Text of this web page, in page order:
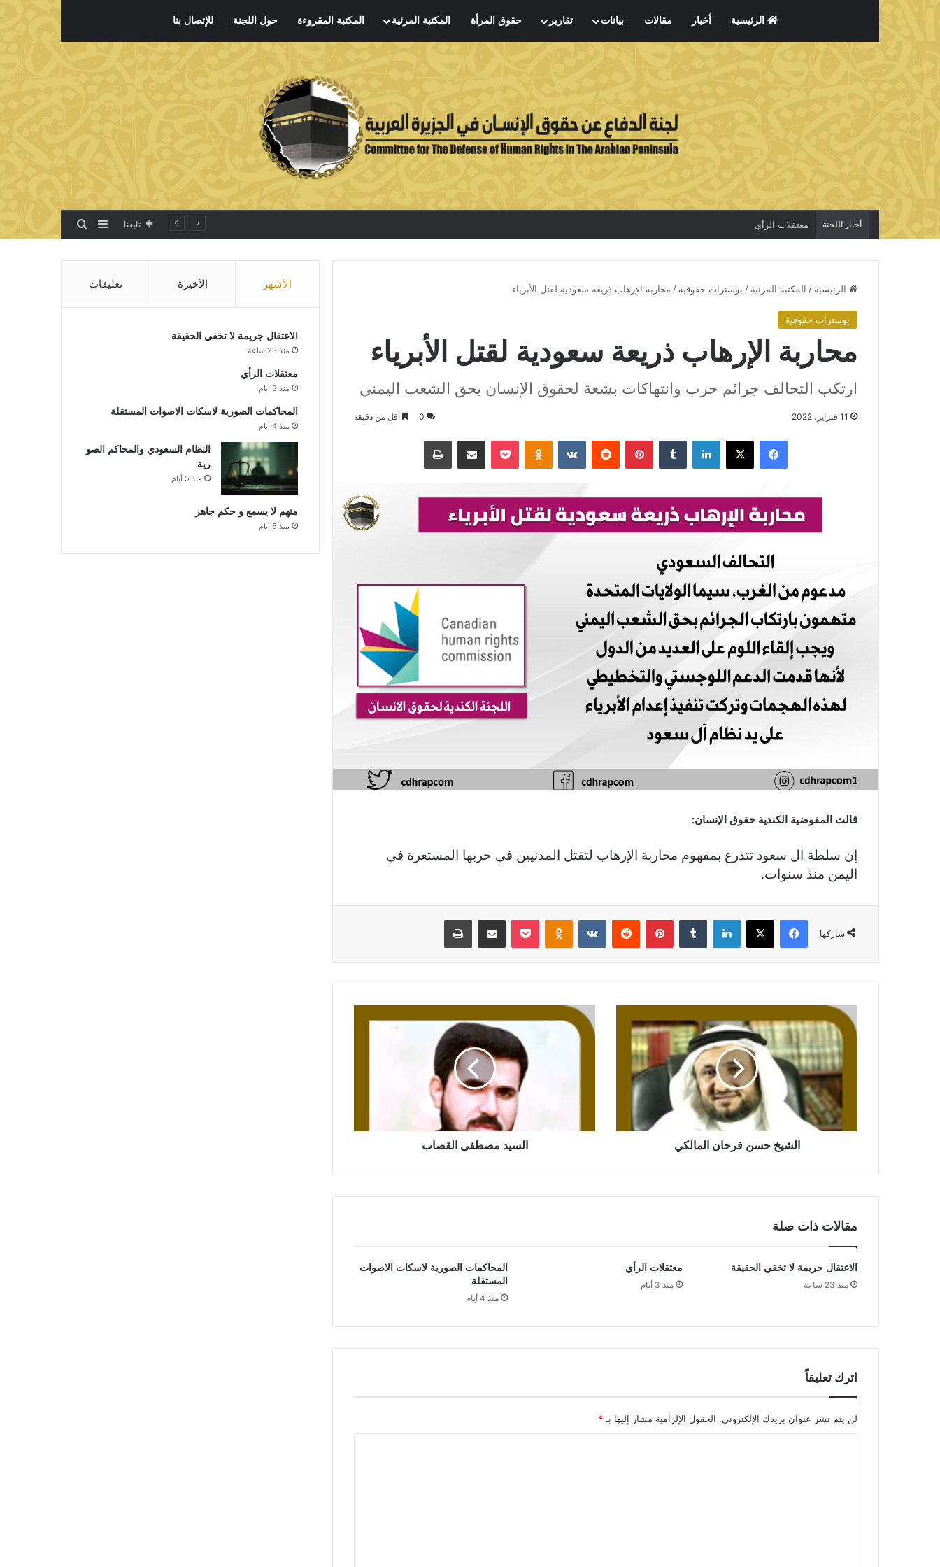
الرئيسية أخبار مقالات بيانات تقارير حقوق المرأة المكتبة المرئية المكتبة المقروءة حول اللجنة للإتصال بنا
أخبار اللجنة معتقلات الرأي تابعنا إضافة عمود جانبي
بحث عن
الرئيسية / المكتبة المرئية / بوسترات حقوقية / محاربة الإرهاب ذريعة سعودية لقتل الأبرياء
بوسترات حقوقية
محاربة الإرهاب ذريعة سعودية لقتل الأبرياء
ارتكب التحالف جرائم حرب وانتهاكات بشعة لحقوق الإنسان بحق الشعب اليمني
11 فبراير، 2022 0 أقل من دقيقة
فيسبوك X لينكدإن بينتيريست Odnoklassniki
بوكيت مشاركة عبر البريد طباعة
قالت المفوضية الكندية حقوق الإنسان:
إن سلطة ال سعود تتذرع بمفهوم محاربة الإرهاب لتقتل المدنيين في حربها المستعرة في
اليمن منذ سنوات.
شاركها
فيسبوك X لينكدإن بينتيريست Odnoklassniki
بوكيت مشاركة عبر البريد طباعة
الشيخ حسن فرحان المالكي السيد مصطفى القصاب
مقالات ذات صلة
الاعتقال جريمة لا تخفي الحقيقة
منذ 23 ساعة
معتقلات الرأي
منذ 3 أيام
المحاكمات الصورية لاسكات الاصوات
المستقلة
منذ 4 أيام
اترك تعليقاً
لن يتم نشر عنوان بريدك الإلكتروني. الحقول الإلزامية مشار إليها بـ *
الأشهر الأخيرة تعليقات
الاعتقال جريمة لا تخفي الحقيقة
منذ 23 ساعة
معتقلات الرأي
منذ 3 أيام
المحاكمات الصورية لاسكات الاصوات المستقلة
منذ 4 أيام
النظام السعودي والمحاكم الصو
رية
منذ 5 أيام
متهم لا يسمع و حكم جاهز
منذ 6 أيام